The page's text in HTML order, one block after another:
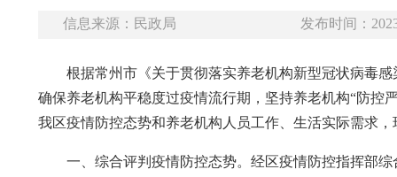
信息来源：民政局 发布时间：
根据常州市《关于贯彻落实养老机构新型冠状病毒
确保养老机构平稳度过疫情流行期，坚持养老机构“防控
我区疫情防控态势和养老机构人员工作、生活实际需求
一、综合评判疫情防控态势。经区疫情防控指挥部